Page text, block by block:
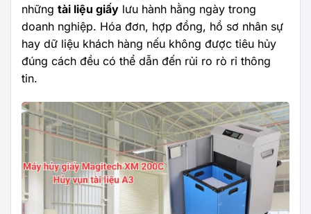
những tài liệu giấy lưu hành hằng ngày trong
doanh nghiệp. Hóa đơn, hợp đồng, hồ sơ nhân sự
hay dữ liệu khách hàng nếu không được tiêu hủy
đúng cách đều có thể dẫn đến rủi ro rò rỉ thông
tin.